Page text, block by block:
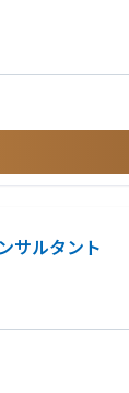
”として残すこと
プレッシャーがノ
ェクトにフォー
、今後の強みを獲得
進/自己研鑽できる方
サルタント